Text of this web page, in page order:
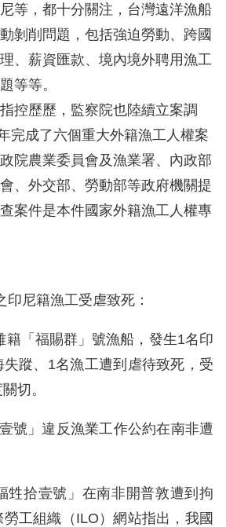
等，都十分關注，台灣遠洋漁船
剝削問題，包括強迫勞動、跨國
、薪資匯款、境內境外聘用漁工
等等。
控歷歷，監察院也陸續立案調
完成了六個重大外籍漁工人權案
院農業委員會及漁業署、內政部
、外交部、勞動部等政府機關提
案件是本件國家外籍漁工人權專
印尼籍漁工受虐致死：
籍「福賜群」號漁船，發生1名印
失蹤、1名漁工遭到虐待致死，受
切。
號」違反漁業工作公約在南非遭
甡拾壹號」在南非開普敦遭到拘
工組織（ILO）網站指出，我國